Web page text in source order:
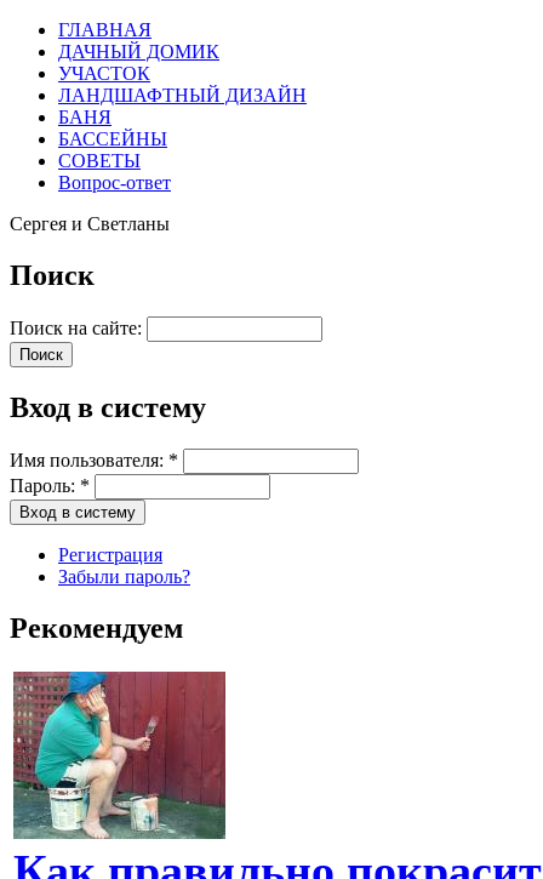
ГЛАВНАЯ
ДАЧНЫЙ ДОМИК
УЧАСТОК
ЛАНДШАФТНЫЙ ДИЗАЙН
БАНЯ
БАССЕЙНЫ
СОВЕТЫ
Вопрос-ответ
Сергея и Светланы
Поиск
Поиск на сайте:
Вход в систему
Имя пользователя: *
Пароль: *
Регистрация
Забыли пароль?
Рекомендуем